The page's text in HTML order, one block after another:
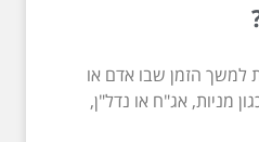
הזמן שבו אדם או
מניות, אג"ח או נדל"ן,